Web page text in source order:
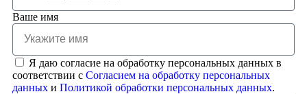
Ваше имя
Я даю согласие на обработку персональных данных в
соответствии с Согласием на обработку персональных
данных и Политикой обработки персональных данных.